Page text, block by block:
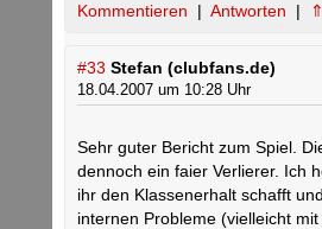
Kommentieren | Antworten |
#33 Stefan (clubfans.de)
18.04.2007 um 10:28 Uhr
Sehr guter Bericht zum Spiel.
dennoch ein faier Verlierer. Ich
ihr den Klassenerhalt schafft
internen Probleme (vielleicht